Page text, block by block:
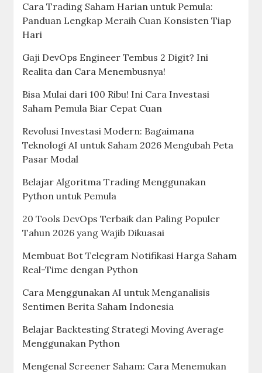
Cara Trading Saham Harian untuk Pemula:
Panduan Lengkap Meraih Cuan Konsisten Tiap
Hari
Gaji DevOps Engineer Tembus 2 Digit? Ini
Realita dan Cara Menembusnya!
Bisa Mulai dari 100 Ribu! Ini Cara Investasi
Saham Pemula Biar Cepat Cuan
Revolusi Investasi Modern: Bagaimana
Teknologi AI untuk Saham 2026 Mengubah Peta
Pasar Modal
Belajar Algoritma Trading Menggunakan
Python untuk Pemula
20 Tools DevOps Terbaik dan Paling Populer
Tahun 2026 yang Wajib Dikuasai
Membuat Bot Telegram Notifikasi Harga Saham
Real-Time dengan Python
Cara Menggunakan AI untuk Menganalisis
Sentimen Berita Saham Indonesia
Belajar Backtesting Strategi Moving Average
Menggunakan Python
Mengenal Screener Saham: Cara Menemukan